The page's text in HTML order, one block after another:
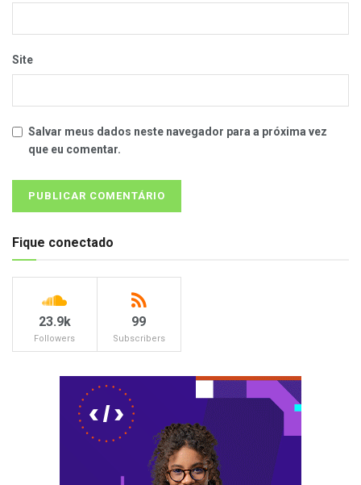
Site
Salvar meus dados neste navegador para a próxima vez
que eu comentar.
Fique conectado
23.9k
Followers
99
Subscribers